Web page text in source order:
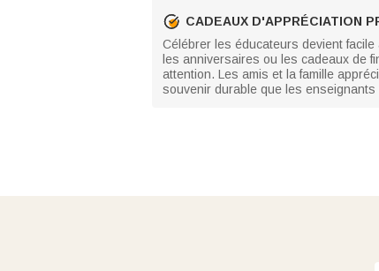
CADEAUX D'APPRÉCIATION
Célébrer les éducateurs devient
les anniversaires ou les cadeaux de
attention. Les amis et la famille
souvenir durable que les